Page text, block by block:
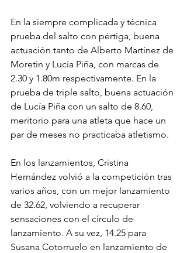
En la siempre complicada y técnica
prueba del salto con pértiga, buena
actuación tanto de Alberto Martínez de
Moretin y Lucía Piña, con marcas de
2.30 y 1.80m respectivamente. En la
prueba de triple salto, buena actuación
de Lucía Piña con un salto de 8.60,
meritorio para una atleta que hace un
par de meses no practicaba atletismo.
En los lanzamientos, Cristina
Hernández volvió a la competición tras
varios años, con un mejor lanzamiento
de 32.62, volviendo a recuperar
sensaciones con el círculo de
lanzamiento. A su vez, 14.25 para
Susana Cotorruelo en lanzamiento de